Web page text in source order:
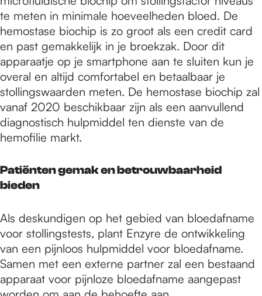
e
te meten in minimale hoeveelheden bloed. De
hemostase biochip is zo groot als een credit card
en past gemakkelijk in je broekzak. Door dit
apparaatje op je smartphone aan te sluiten kun je
overal en altijd comfortabel en betaalbaar je
stollingswaarden meten. De hemostase biochip zal
vanaf 2020 beschikbaar zijn als een aanvullend
diagnostisch hulpmiddel ten dienste van de
hemofilie markt.
Patiënten gemak en betrouwbaarheid
bieden
Als deskundigen op het gebied van bloedafname
voor stollingstests, plant Enzyre de ontwikkeling
van een pijnloos hulpmiddel voor bloedafname.
Samen met een externe partner zal een bestaand
apparaat voor pijnloze bloedafname aangepast